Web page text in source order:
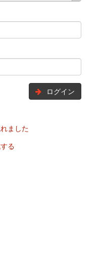
ログイン
ました
る